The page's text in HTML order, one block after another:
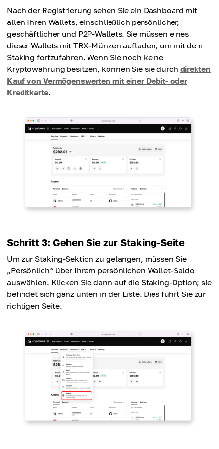
Nach der Registrierung sehen Sie ein Dashboard mit
allen Ihren Wallets, einschließlich persönlicher,
geschäftlicher und P2P-Wallets. Sie müssen eines
dieser Wallets mit TRX-Münzen aufladen, um mit dem
Staking fortzufahren. Wenn Sie noch keine
Kryptowährung besitzen, können Sie sie durch direkten
Kauf von Vermögenswerten mit einer Debit- oder
Kreditkarte.
Schritt 3: Gehen Sie zur Staking-Seite
Um zur Staking-Sektion zu gelangen, müssen Sie
„Persönlich“ über Ihrem persönlichen Wallet-Saldo
auswählen. Klicken Sie dann auf die Staking-Option; sie
befindet sich ganz unten in der Liste. Dies führt Sie zur
richtigen Seite.